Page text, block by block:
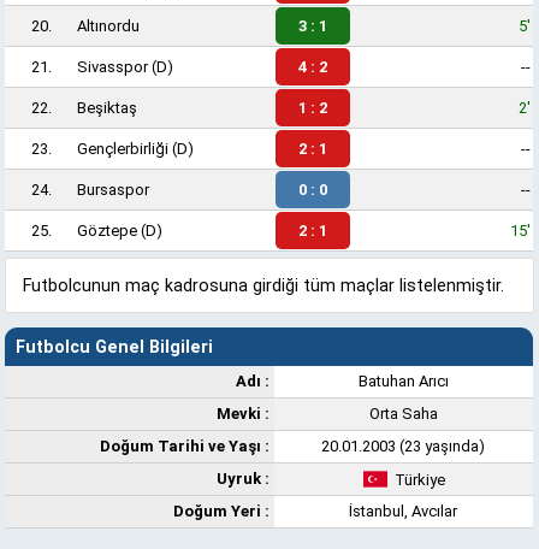
20. Altınordu 3 : 1 5'
21. Sivasspor(D) 4 : 2 --
22. Beşiktaş 1 : 2 2'
23. Gençlerbirliği (D) 2 : 1 --
24. Bursaspor 0 : 0 --
25. Göztepe (D) 2 : 1 15'
Futbolcunun maç kadrosuna girdiği tüm maçlar listelenmiştir.
Futbolcu Genel Bilgileri
Adı :
Batuhan Arıcı
Mevki :
Orta Saha
Doğum Tarihi ve Yaşı :
20.01.2003 (23 yaşında)
Uyruk :
Türkiye
Doğum Yeri :
İstanbul, Avcılar